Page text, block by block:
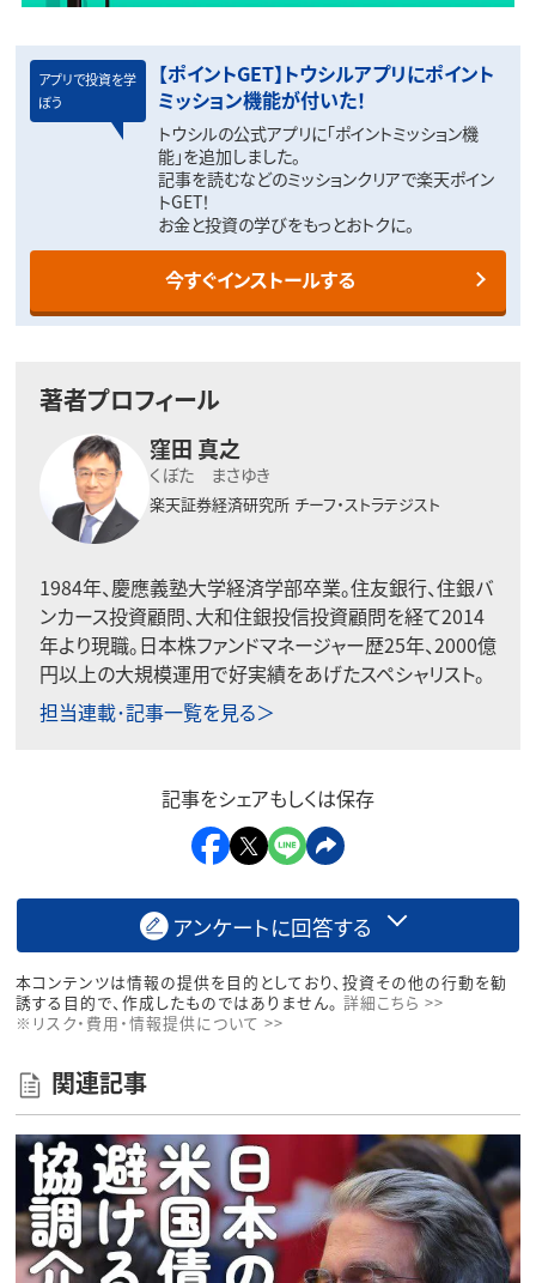
アプリで投資を学
ぼう
【ポイントGET】トウシルアプリにポイント
ミッション機能が付いた！
トウシルの公式アプリに「ポイントミッション機
能」を追加しました。
記事を読むなどのミッションクリアで楽天ポイン
トGET！
お金と投資の学びをもっとおトクに。
今すぐインストールする
著者プロフィール
窪田 真之
くぼた まさゆき
楽天証券経済研究所 チーフ・ストラテジスト
1984年、慶應義塾大学経済学部卒業。住友銀行、住銀バ
ンカース投資顧問、大和住銀投信投資顧問を経て2014
年より現職。日本株ファンドマネージャー歴25年、2000億
円以上の大規模運用で好実績をあげたスペシャリスト。
担当連載･記事一覧を見る＞
記事をシェアもしくは保存
アンケートに回答する
本コンテンツは情報の提供を目的としており、投資その他の行動を勧
誘する目的で、作成したものではありません。 詳細こちら >>
※リスク・費用・情報提供について >>
関連記事